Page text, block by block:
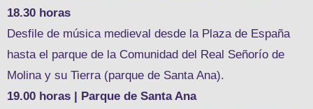
18.30 horas
Desfile de música medieval desde la Plaza de España
hasta el parque de la Comunidad del Real Señorío de
Molina y su Tierra (parque de Santa Ana).
19.00 horas | Parque de Santa Ana